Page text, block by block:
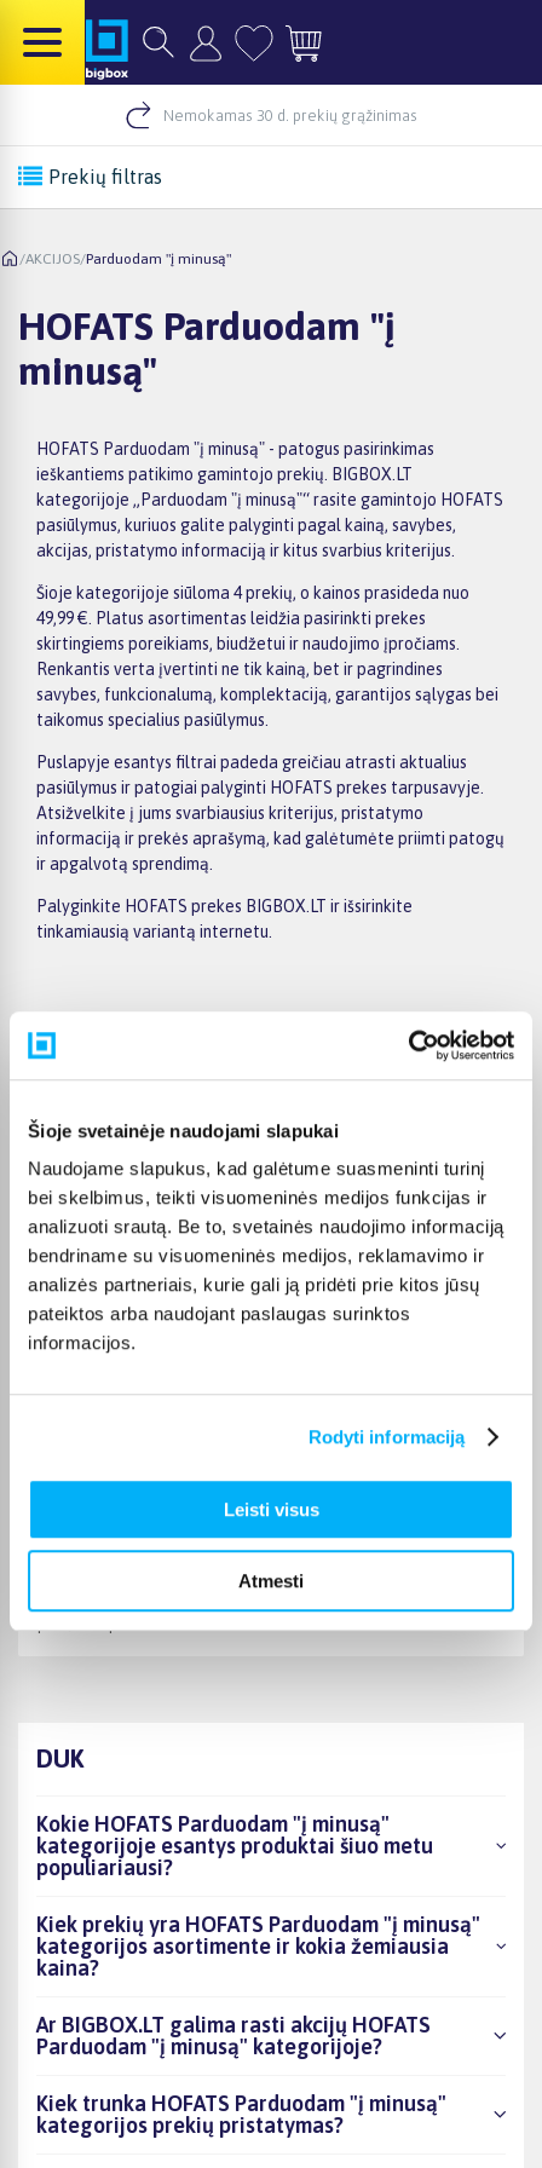
Šioje svetainėje naudojami slapukai
Naudojame slapukus, kad galėtume suasmeninti turinį
bei skelbimus, teikti visuomeninės medijos funkcijas ir
analizuoti srautą. Be to, svetainės naudojimo informaciją
bendriname su visuomeninės medijos, reklamavimo ir
analizės partneriais, kurie gali ją pridėti prie kitos jūsų
pateiktos arba naudojant paslaugas surinktos
informacijos.
Rodyti informaciją
Leisti visus
Atmesti
Nemokamas 30 d. prekių grąžinimas
Prekių filtras
/AKCIJOS/Parduodam "į minusą"
HOFATS Parduodam "į
minusą"
HOFATS Parduodam "į minusą" - patogus pasirinkimas
ieškantiems patikimo gamintojo prekių. BIGBOX.LT
kategorijoje „Parduodam "į minusą"“ rasite gamintojo HOFATS
pasiūlymus, kuriuos galite palyginti pagal kainą, savybes,
akcijas, pristatymo informaciją ir kitus svarbius kriterijus.
Šioje kategorijoje siūloma 4 prekių, o kainos prasideda nuo
49,99 €. Platus asortimentas leidžia pasirinkti prekes
skirtingiems poreikiams, biudžetui ir naudojimo įpročiams.
Renkantis verta įvertinti ne tik kainą, bet ir pagrindines
savybes, funkcionalumą, komplektaciją, garantijos sąlygas bei
taikomus specialius pasiūlymus.
Puslapyje esantys filtrai padeda greičiau atrasti aktualius
pasiūlymus ir patogiai palyginti HOFATS prekes tarpusavyje.
Atsižvelkite į jums svarbiausius kriterijus, pristatymo
informaciją ir prekės aprašymą, kad galėtumėte priimti patogų
ir apgalvotą sprendimą.
Palyginkite HOFATS prekes BIGBOX.LT ir išsirinkite
tinkamiausią variantą internetu.
Pirkėjų atsiliepimai apie prekes
Olev S.
Patvirtintas pirkėjas
Kokybiškas. Pristatymas greitas. Rekomenduoju+++
Vahur T.
Pigus pasiūlymas
Žydrūnas K.
prekės. Bet pri ...
DUK
Kokie HOFATS Parduodam "į minusą"
kategorijoje esantys produktai šiuo metu
populiariausi?
Kiek prekių yra HOFATS Parduodam "į minusą"
kategorijos asortimente ir kokia žemiausia
kaina?
Ar BIGBOX.LT galima rasti akcijų HOFATS
Parduodam "į minusą" kategorijoje?
Kiek trunka HOFATS Parduodam "į minusą"
kategorijos prekių pristatymas?